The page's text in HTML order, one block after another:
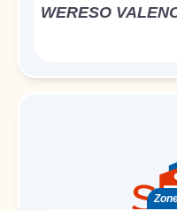
WERESO